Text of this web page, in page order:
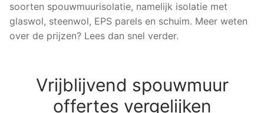
soorten spouwmuurisolatie, namelijk isolatie met
glaswol, steenwol, EPS parels en schuim. Meer weten
over de prijzen? Lees dan snel verder.
Vrijblijvend spouwmuur
offertes vergelijken